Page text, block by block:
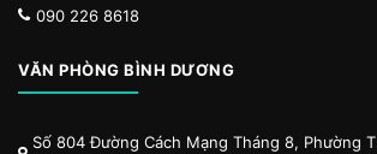
090 226 8618
VĂN PHÒNG BÌNH DƯƠNG
Số 804 Đường Cách Mạng Tháng 8, Phường